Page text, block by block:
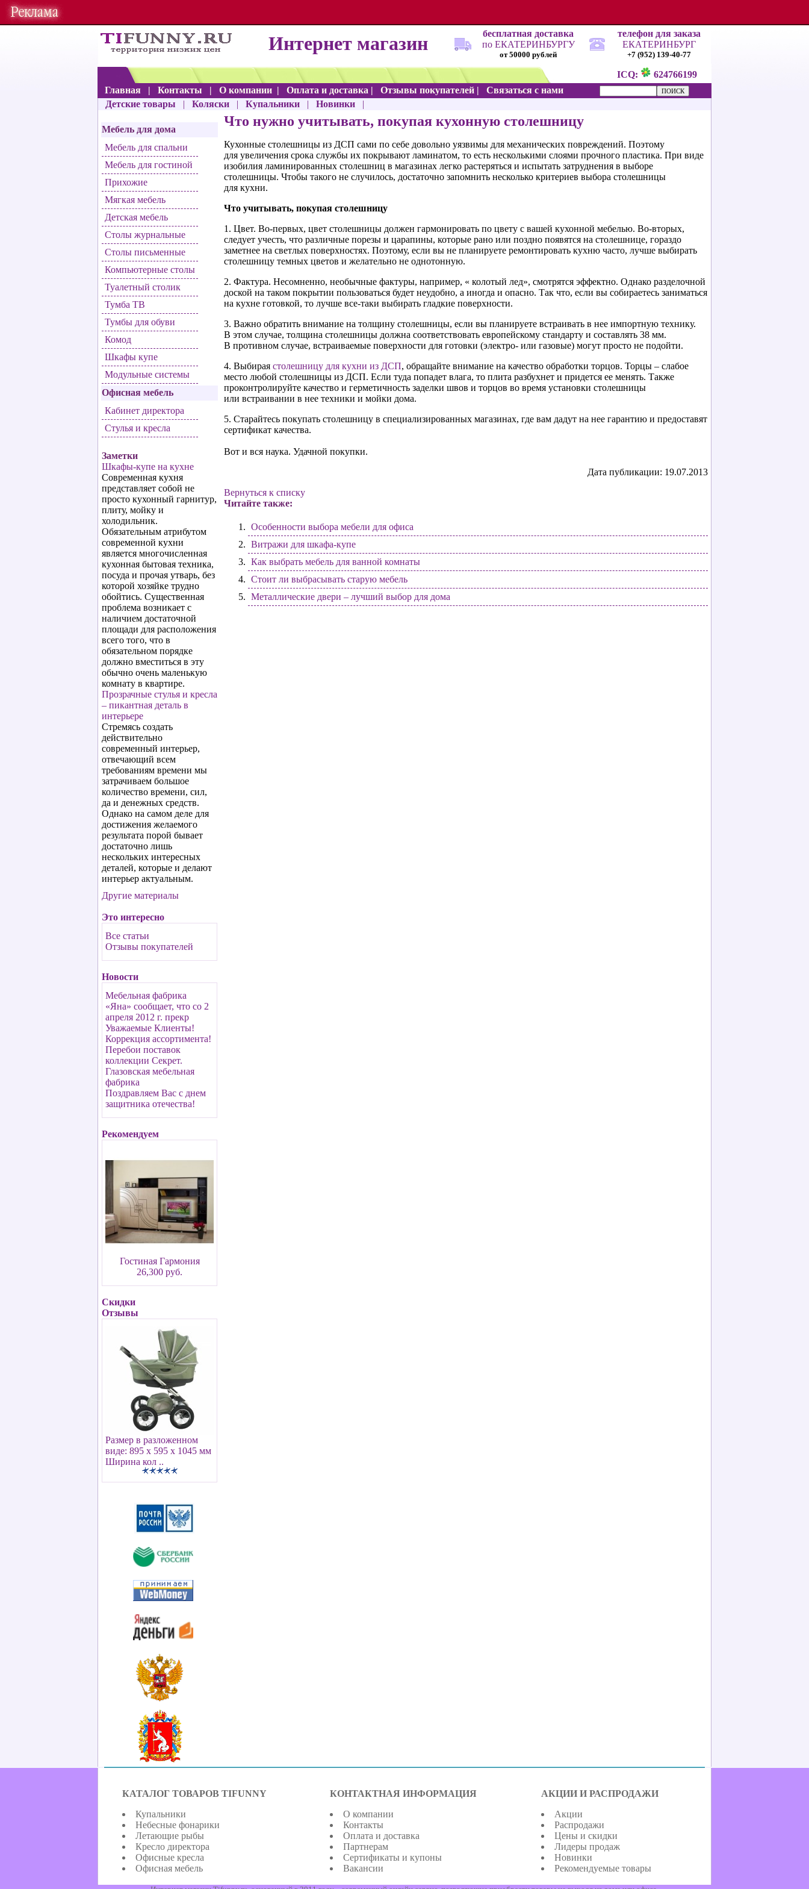
Интернет магазин
бесплатная доставка
по ЕКАТЕРИНБУРГУ
от 50000 рублей
телефон для заказа
ЕКАТЕРИНБУРГ
+7 (952) 139-40-77
ICQ:
624766199
Главная
| Контакты | О компании | Оплата и доставка | Отзывы покупателей |
Связаться с нами
Детские товары
| Коляски | Купальники | Новинки |
Мебель для дома
Мебель для спальни
Мебель для гостиной
Прихожие
Мягкая мебель
Детская мебель
Столы журнальные
Столы письменные
Компьютерные столы
Туалетный столик
Тумба ТВ
Тумбы для обуви
Комод
Шкафы купе
Модульные системы
Офисная мебель
Кабинет директора
Стулья и кресла
Заметки
Шкафы-купе на кухне
Современная кухня
представляет собой не
просто кухонный гарнитур,
плиту, мойку и
холодильник.
Обязательным атрибутом
современной кухни
является многочисленная
кухонная бытовая техника,
посуда и прочая утварь, без
которой хозяйке трудно
обойтись. Существенная
проблема возникает с
наличием достаточной
площади для расположения
всего того, что в
обязательном порядке
должно вместиться в эту
обычно очень маленькую
комнату в квартире.
Прозрачные стулья и кресла
– пикантная деталь в
интерьере
Стремясь создать
действительно
современный интерьер,
отвечающий всем
требованиям времени мы
затрачиваем большое
количество времени, сил,
да и денежных средств.
Однако на самом деле для
достижения желаемого
результата порой бывает
достаточно лишь
нескольких интересных
деталей, которые и делают
интерьер актуальным.
Другие материалы
Это интересно
Все статьи
Отзывы покупателей
Новости
Мебельная фабрика
«Яна» сообщает, что со 2
апреля 2012 г. прекр
Уважаемые Клиенты!
Коррекция ассортимента!
Перебои поставок
коллекции Секрет.
Глазовская мебельная
фабрика
Поздравляем Вас с днем
защитника отечества!
Рекомендуем
Гостиная Гармония
26,300 руб.
Скидки
Отзывы
Размер в разложенном
виде: 895 х 595 х 1045 мм
Ширина кол ..
Что нужно учитывать, покупая кухонную столешницу
Кухонные столешницы из ДСП сами по себе довольно уязвимы для механических повреждений. Поэтому
для увеличения срока службы их покрывают ламинатом, то есть несколькими слоями прочного пластика. При виде
изобилия ламинированных столешниц в магазинах легко растеряться и испытать затруднения в выборе
столешницы. Чтобы такого не случилось, достаточно запомнить несколько критериев выбора столешницы
для кухни.
Что учитывать, покупая столешницу
1. Цвет. Во-первых, цвет столешницы должен гармонировать по цвету с вашей кухонной мебелью. Во-вторых,
следует учесть, что различные порезы и царапины, которые рано или поздно появятся на столешнице, гораздо
заметнее на светлых поверхностях. Поэтому, если вы не планируете ремонтировать кухню часто, лучше выбирать
столешницу темных цветов и желательно не однотонную.
2. Фактура. Несомненно, необычные фактуры, например, « колотый лед», смотрятся эффектно. Однако разделочной
доской на таком покрытии пользоваться будет неудобно, а иногда и опасно. Так что, если вы собираетесь заниматься
на кухне готовкой, то лучше все-таки выбирать гладкие поверхности.
3. Важно обратить внимание на толщину столешницы, если вы планируете встраивать в нее импортную технику.
В этом случае, толщина столешницы должна соответствовать европейскому стандарту и составлять 38 мм.
В противном случае, встраиваемые поверхности для готовки (электро- или газовые) могут просто не подойти.
4. Выбирая столешницу для кухни из ДСП, обращайте внимание на качество обработки торцов. Торцы – слабое
место любой столешницы из ДСП. Если туда попадет влага, то плита разбухнет и придется ее менять. Также
проконтролируйте качество и герметичность заделки швов и торцов во время установки столешницы
или встраивании в нее техники и мойки дома.
5. Старайтесь покупать столешницу в специализированных магазинах, где вам дадут на нее гарантию и предоставят
сертификат качества.
Вот и вся наука. Удачной покупки.
Дата публикации: 19.07.2013
Вернуться к списку
Читайте также:
Особенности выбора мебели для офиса
Витражи для шкафа-купе
Как выбрать мебель для ванной комнаты
Стоит ли выбрасывать старую мебель
Металлические двери – лучший выбор для дома
КАТАЛОГ ТОВАРОВ TIFUNNY
Купальники
Небесные фонарики
Летающие рыбы
Кресло директора
Офисные кресла
Офисная мебель
КОНТАКТНАЯ ИНФОРМАЦИЯ
О компании
Контакты
Оплата и доставка
Партнерам
Сертификаты и купоны
Вакансии
АКЦИИ И РАСПРОДАЖИ
Акции
Распродажи
Цены и скидки
Лидеры продаж
Новинки
Рекомендуемые товары